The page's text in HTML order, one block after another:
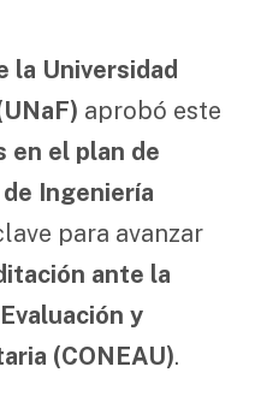
la Universidad
aprobó este
en el plan de
Ingeniería
para avanzar
ante la
y
(CONEAU).